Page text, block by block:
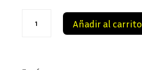
Añadir al carrito